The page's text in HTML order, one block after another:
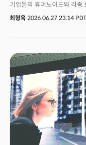
기업들의 휴머노이드와 각종
이러한 변화는 전시회의 대표
하드웨어 분야에서 이처럼
지켜본 사람이라면 이 변화가
알고 있다. 🚀 더밀크
최형욱 2026.06.27 23:14 PDT